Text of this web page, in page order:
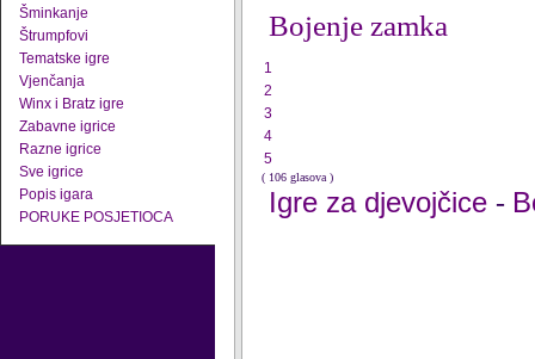
Šminkanje
Štrumpfovi
Tematske igre
Vjenčanja
Winx i Bratz igre
Zabavne igrice
Razne igrice
Sve igrice
Popis igara
PORUKE POSJETIOCA
Bojenje zamka
1
2
3
4
5
( 106 glasova )
Igre za djevojčice -